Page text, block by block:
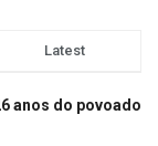
Latest
anos do povoado